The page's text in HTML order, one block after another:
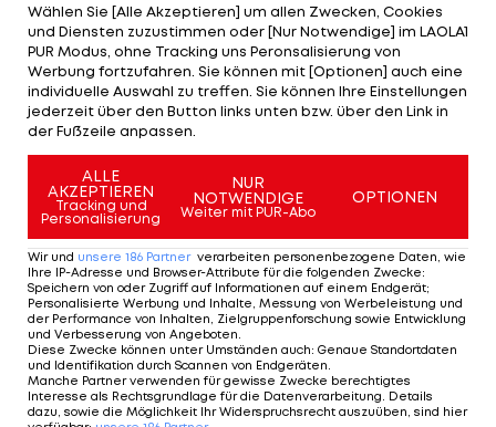
„Es sind viele Kleinigkeiten, die etwas Großes
ergeben. Uns hat im Frühjahr einiges gefehlt, um
an unser optimales Leistungspotenzial zu
kommen.“
Um dieses in der kommenden Spielzeit wieder zu
erreichen, haben sich die Vorarlberger für einen
Wechsel auf der Trainerbank entschieden. Für
Präsident Karlheinz Kopf war diese Entscheidung
nach einer Evaluation der Faktenlage
unausweichlich.
„Es war eine schwere Entscheidung, Klaus ist ein
super Typ. Aber wir haben bei der Bewertung des
Wählen Sie [Alle Akzeptieren] um allen Zwecken, Cookies
und Diensten zuzustimmen oder [Nur Notwendige] im LAOLA1
PUR Modus, ohne Tracking uns Peronsalisierung von
Werbung fortzufahren. Sie können mit [Optionen] auch eine
individuelle Auswahl zu treffen. Sie können Ihre Einstellungen
jederzeit über den Button links unten bzw. über den Link in
der Fußzeile anpassen.
ALLE
AKZEPTIEREN
Tracking und
Personalisierung
NUR
NOTWENDIGE
Weiter mit PUR-Abo
OPTIONEN
Wir und unsere 186 Partner verarbeiten personenbezogene Daten, wie
Ihre IP-Adresse und Browser-Attribute für die folgenden Zwecke:
Speichern von oder Zugriff auf Informationen auf einem Endgerät;
Personalisierte Werbung und Inhalte, Messung von Werbeleistung und
der Performance von Inhalten, Zielgruppenforschung sowie Entwicklung
und Verbesserung von Angeboten
Diese Zwecke können unter Umständen auch: Genaue Standortdaten
und Identifikation durch Scannen von Endgeräten
Manche Partner verwenden für gewisse Zwecke berechtigtes
Interesse als Rechtsgrundlage für die Datenverarbeitung. Details
dazu, sowie die Möglichkeit Ihr Widerspruchsrecht auszuüben, sind hier